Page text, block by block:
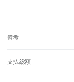
備考
支払総額